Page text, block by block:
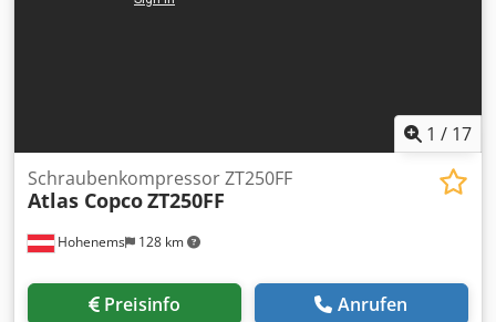
1 / 17
Hohenems 128 km
Schraubenkompressor ZT250FF
Atlas CopcoZT250FF
Preisinfo Anrufen